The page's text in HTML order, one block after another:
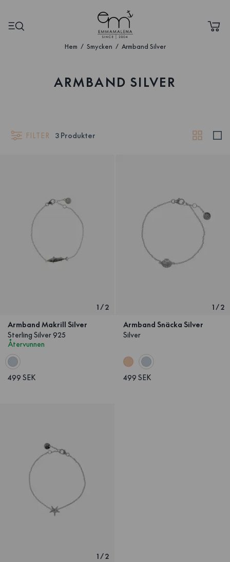
Hem Smycken Armband Silver
ARMBAND SILVER
FILTER 3 Produkter
1/2
Armband Makrill Silver
Sterling Silver 925
Återvunnen
499 SEK
1/2
Armband Snäcka Silver
Silver
499 SEK
1/2